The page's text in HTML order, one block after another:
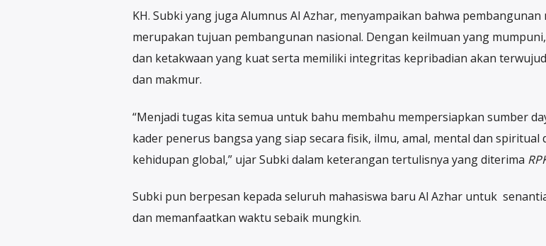
KH. Subki yang juga Alumnus Al Azhar, menyampaikan bahwa
merupakan tujuan pembangunan nasional. Dengan keilmuan yang
dan ketakwaan yang kuat serta memiliki integritas kepribadian akan
dan makmur.
“Menjadi tugas kita semua untuk bahu membahu mempersiapkan sumber
kader penerus bangsa yang siap secara fisik, ilmu, amal, mental dan spiritual
kehidupan global,” ujar Subki dalam keterangan tertulisnya yang diterima
Subki pun berpesan kepada seluruh mahasiswa baru Al Azhar untuk
dan memanfaatkan waktu sebaik mungkin.